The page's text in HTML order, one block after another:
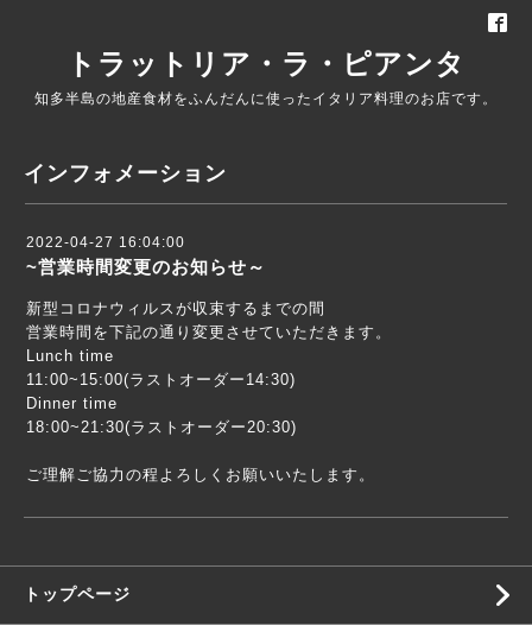
トラットリア・ラ・ピアンタ
知多半島の地産食材をふんだんに使ったイタリア料理のお店です。
インフォメーション
2022-04-27 16:04:00
~営業時間変更のお知らせ～
新型コロナウィルスが収束するまでの間
営業時間を下記の通り変更させていただきます。
Lunch time
11:00~15:00(ラストオーダー14:30)
Dinner time
18:00~21:30(ラストオーダー20:30)
ご理解ご協力の程よろしくお願いいたします。
トップページ